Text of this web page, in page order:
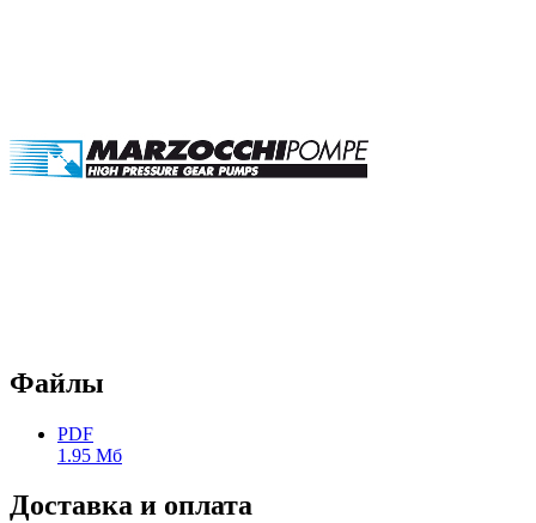
Файлы
PDF
1.95 Мб
Доставка и оплата